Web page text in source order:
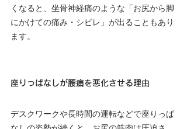
くなると、坐骨神経痛のような「お尻から脚
にかけての痛み・シビレ」が出ることもあり
ます。
座りっぱなしが腰痛を悪化させる理由
デスクワークや長時間の運転などで座りっぱ